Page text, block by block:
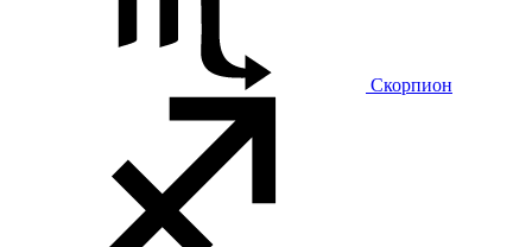
Скорпион